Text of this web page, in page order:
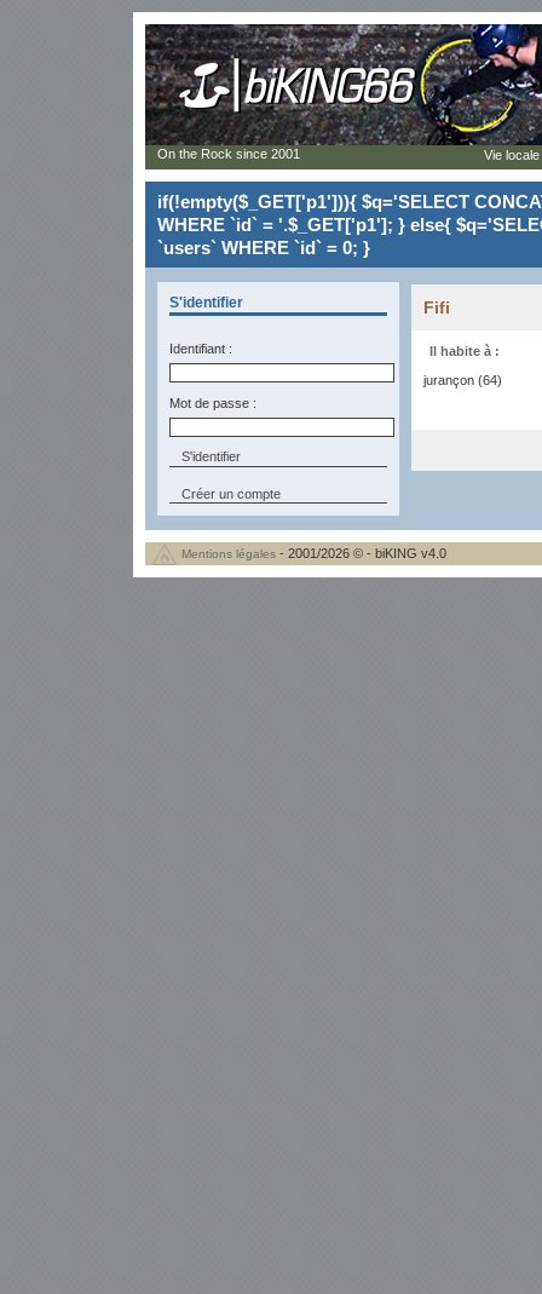
if(!empty($_GET['p1'])){ $q='SELECT
WHERE `id` = '.$_GET['p1']; } else{
`users` WHERE `id` = 0; }
S'identifier
Identifiant :
Mot de passe :
Créer un compte
Fifi
Il habite à :
jurançon (64)
On the Rock since 2001 Vie
Mentions légales - 2001/2026 © - biKING v4.0